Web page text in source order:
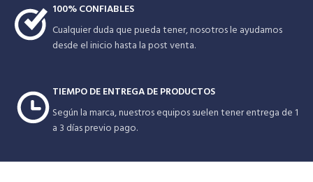
100% CONFIABLES
Cualquier duda que pueda tener, nosotros le ayudamos
desde el inicio hasta la post venta.
TIEMPO DE ENTREGA DE PRODUCTOS
Según la marca, nuestros equipos suelen tener entrega de 1
a 3 días previo pago.